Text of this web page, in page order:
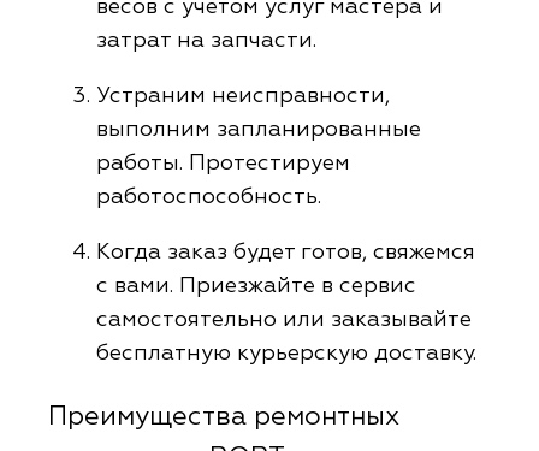
весов с учетом услуг мастера и
затрат на запчасти.
Устраним неисправности,
выполним запланированные
работы. Протестируем
работоспособность.
Когда заказ будет готов, свяжемся
с вами. Приезжайте в сервис
самостоятельно или заказывайте
бесплатную курьерскую доставку.
Преимущества ремонтных